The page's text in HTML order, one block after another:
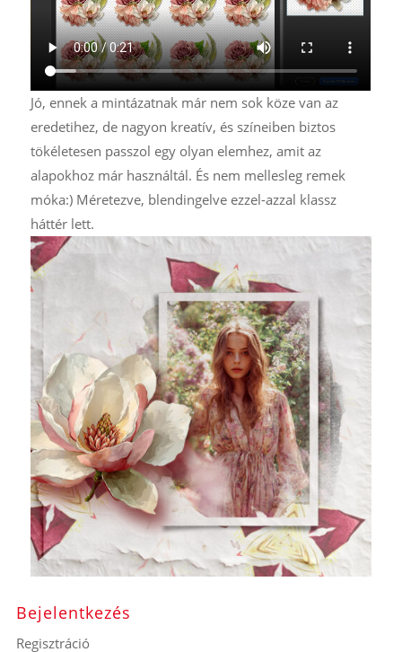
Jó, ennek a mintázatnak már nem sok köze van az
eredetihez, de nagyon kreatív, és színeiben biztos
tökéletesen passzol egy olyan elemhez, amit az
alapokhoz már használtál. És nem mellesleg remek
móka:) Méretezve, blendingelve ezzel-azzal klassz
háttér lett.
Bejelentkezés
Regisztráció